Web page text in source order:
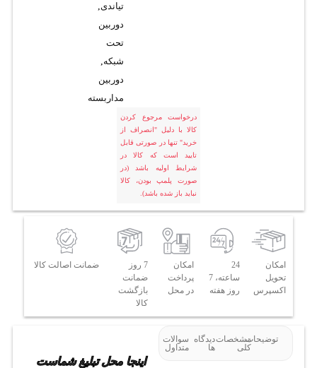
تیاندی,
دوربین
تحت
شبکه,
دوربین
مداربسته
درخواست مرجوع کردن
کالا با دلیل "انصراف از
خرید" تنها در صورتی قابل
تایید است که کالا در
شرایط اولیه باشد (در
صورت پلمپ بودن، کالا
نباید باز شده باشد).
امکان
تحویل
اکسپرس
24
ساعته، 7
روز هفته
امکان
پرداخت
در محل
7 روز
ضمانت
بازگشت
کالا
ضمانت اصالت کالا
توضیحاتمشخصات
کلی
دیدگاه
ها
سوالات
متداول
اینجا محل تبلیغ شماست